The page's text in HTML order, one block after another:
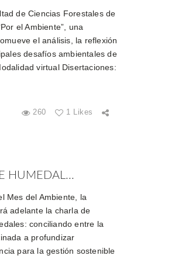
de Ciencias Forestales de
el Ambiente”, una
el análisis, la reflexión
desafíos ambientales de
virtual Disertaciones:
260 1 Likes
HUMEDAL...
Mes del Ambiente, la
adelante la charla de
conciliando entre la
a profundizar
para la gestión sostenible